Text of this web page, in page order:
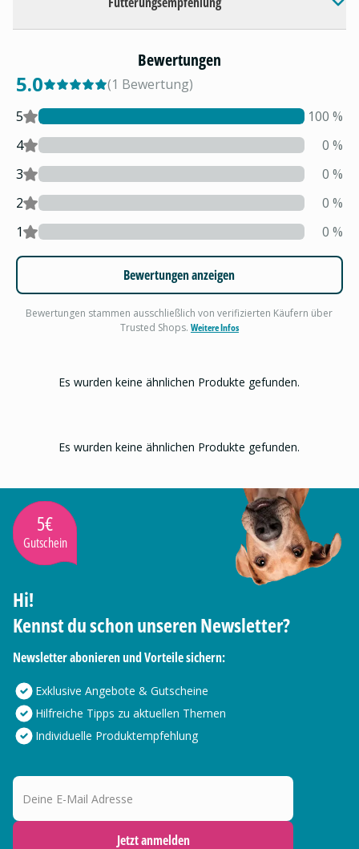
Bewertungen
5.0 (1 Bewertung)
5
100 %
4
0 %
3
0 %
2
0 %
1
0 %
Bewertungen anzeigen
Bewertungen stammen ausschließlich von verifizierten Käufern über
Trusted Shops. Weitere Infos
Es wurden keine ähnlichen Produkte gefunden.
Es wurden keine ähnlichen Produkte gefunden.
5€
Gutschein
Hi!
Kennst du schon unseren Newsletter?
Newsletter abonieren und Vorteile sichern:
Exklusive Angebote & Gutscheine
Hilfreiche Tipps zu aktuellen Themen
Individuelle Produktempfehlung
Deine E-Mail Adresse
Jetzt anmelden